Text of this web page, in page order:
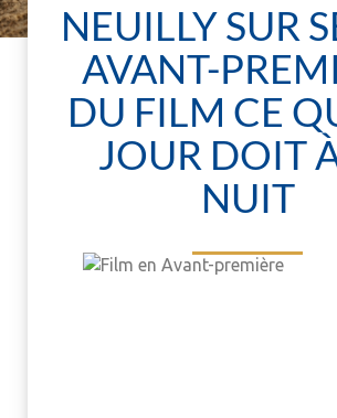
NEUILLY SUR
AVANT-
DU FILM CE
JOUR DOIT
NUIT